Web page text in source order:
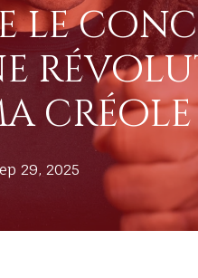
le
créole
29, 2025